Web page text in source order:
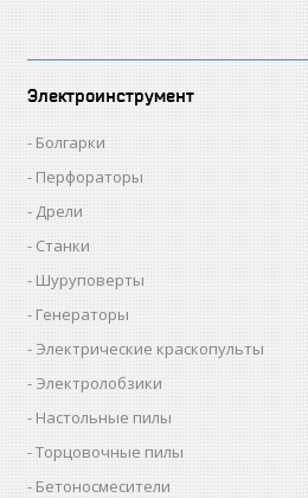
Электроинструмент
Болгарки
Перфораторы
Дрели
Станки
Шуруповерты
Генераторы
Электрические краскопульты
Электролобзики
Настольные пилы
Торцовочные пилы
Бетоносмесители